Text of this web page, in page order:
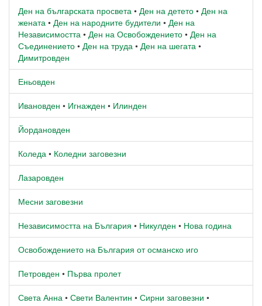
Ден на българската просвета • Ден на детето • Ден на
жената • Ден на народните будители • Ден на
Независимостта • Ден на Освобождението • Ден на
Съединението • Ден на труда • Ден на шегата •
Димитровден
Еньовден
Ивановден • Игнажден • Илинден
Йордановден
Коледа • Коледни заговезни
Лазаровден
Месни заговезни
Независимостта на България • Никулден • Нова година
Освобождението на България от османско иго
Петровден • Първа пролет
Света Анна • Свети Валентин • Сирни заговезни •